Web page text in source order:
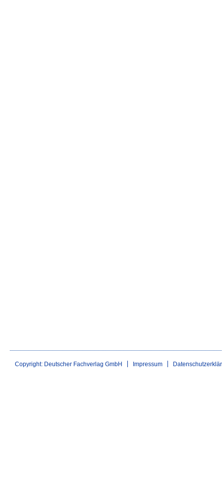
Copyright: Deutscher Fachverlag GmbH Impressum